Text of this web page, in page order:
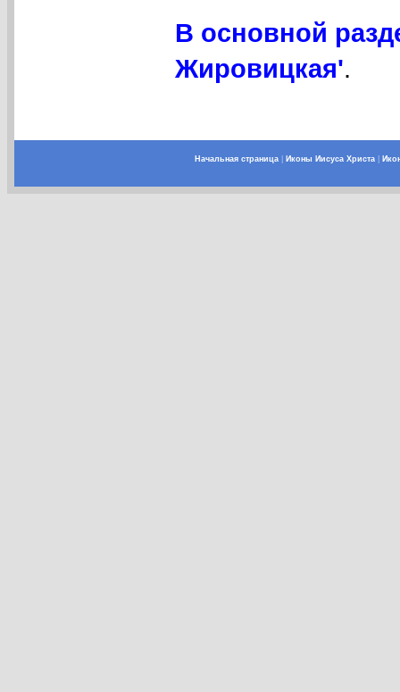
В основной
Жировицкая'.
Начальная страница| Иконы Иисуса Христа|